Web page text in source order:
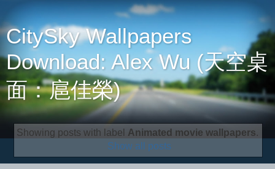
CitySky Wallpapers
Download: Alex Wu (天空桌
面：扈佳榮)
Showing posts with label Animated movie wallpapers.
Show all posts